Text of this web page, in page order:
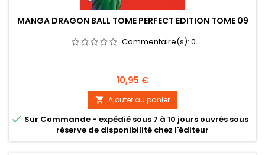
MANGA DRAGON BALL TOME PERFECT EDITION TOME 09
Commentaire(s): 0
Prix
10,95 €
 Ajouter au panier
 Sur Commande - expédié sous 7 à 10 jours ouvrés sous
réserve de disponibilité chez l'éditeur